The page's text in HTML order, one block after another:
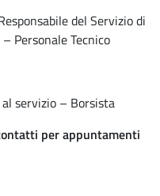
del Servizio di
Personale Tecnico
servizio – Borsista
per appuntamenti